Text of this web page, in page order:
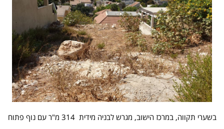
בשערי תקווה, במרכז הישוב, מגרש לבניה מידית 314 מ"ר עם נוף פתוח